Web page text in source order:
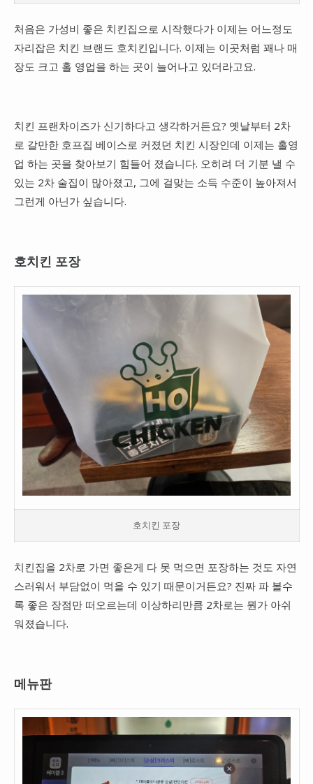
처음은 가성비 좋은 치킨집으로 시작했다가 이제는 어느정도
자리잡은 치킨 브랜드 호치킨입니다. 이제는 이곳처럼 꽤나 매
장도 크고 홀 영업을 하는 곳이 늘어나고 있더라고요.
치킨 프랜차이즈가 신기하다고 생각하거든요? 옛날부터 2차
로 갈만한 호프집 베이스로 커졌던 치킨 시장인데 이제는 홀영
업 하는 곳을 찾아보기 힘들어 졌습니다. 오히려 더 기분 낼 수
있는 2차 술집이 많아졌고, 그에 걸맞는 소득 수준이 높아져서
그런게 아닌가 싶습니다.
호치킨 포장
호치킨 포장
치킨집을 2차로 가면 좋은게 다 못 먹으면 포장하는 것도 자연
스러워서 부담없이 먹을 수 있기 때문이거든요? 진짜 파 볼수
록 좋은 장점만 떠오르는데 이상하리만큼 2차로는 뭔가 아쉬
워졌습니다.
메뉴판